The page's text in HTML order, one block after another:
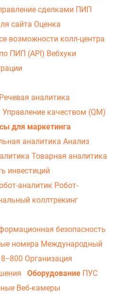
сделками ПИП
сайта Оценка
возможности колл-центра
ПИП (API) Вебхуки
Речевая аналитика
Управление качеством (QM)
для маркетинга
аналитика Анализ
Товарная аналитика
инвестиций
аналитик Робот-
коллтрекинг
безопасность
номера Международный
Организация
Оборудование ПУС
Веб-камеры